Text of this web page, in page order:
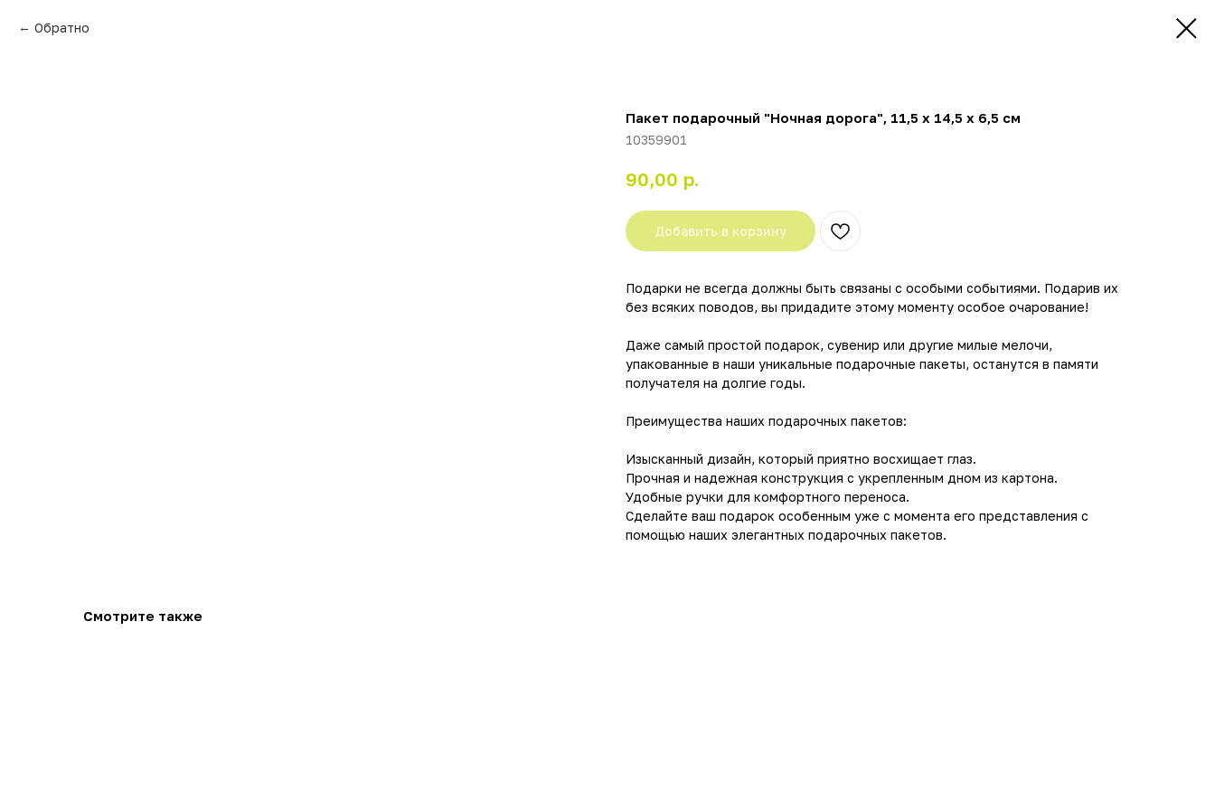
Обратно
Пакет подарочный "Ночная дорога", 11,5 х 14,5 х 6,5 см
10359901
90,00 р.
Добавить в корзину
Подарки не всегда должны быть связаны с особыми событиями. Подарив их
без всяких поводов, вы придадите этому моменту особое очарование!
Даже самый простой подарок, сувенир или другие милые мелочи,
упакованные в наши уникальные подарочные пакеты, останутся в памяти
получателя на долгие годы.
Преимущества наших подарочных пакетов:
Изысканный дизайн, который приятно восхищает глаз.
Прочная и надежная конструкция с укрепленным дном из картона.
Удобные ручки для комфортного переноса.
Сделайте ваш подарок особенным уже с момента его представления с
помощью наших элегантных подарочных пакетов.
Смотрите также